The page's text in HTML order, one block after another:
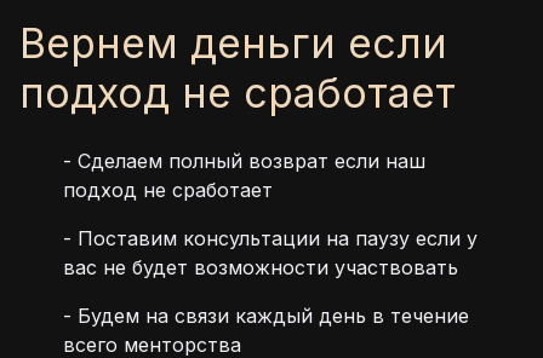
Вернем деньги если
подход не сработает
- Сделаем полный возврат если наш
подход не сработает
- Поставим консультации на паузу если у
вас не будет возможности участвовать
- Будем на связи каждый день в течение
всего менторства